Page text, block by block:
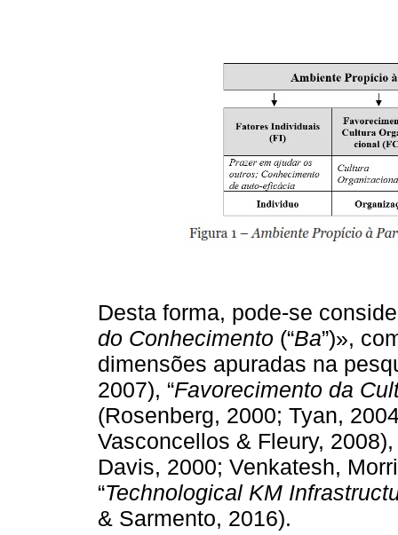
Desta forma, pode-se
do Conhecimento (“Ba”)»,
dimensões apuradas na
2007), “Favorecimento da
(Rosenberg, 2000; Tyan,
Vasconcellos & Fleury, 2008),
Davis, 2000; Venkatesh,
“Technological KM
& Sarmento, 2016).